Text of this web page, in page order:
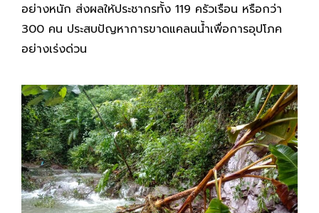
อย่างหนัก ส่งผลให้ประชากรทั้ง 119 ครัวเรือน หรือกว่า
300 คน ประสบปัญหาการขาดแคลนน้ำเพื่อการอุปโภค
อย่างเร่งด่วน